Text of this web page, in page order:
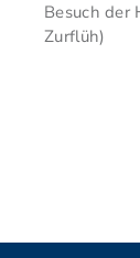
Besuch der
Zurflüh)